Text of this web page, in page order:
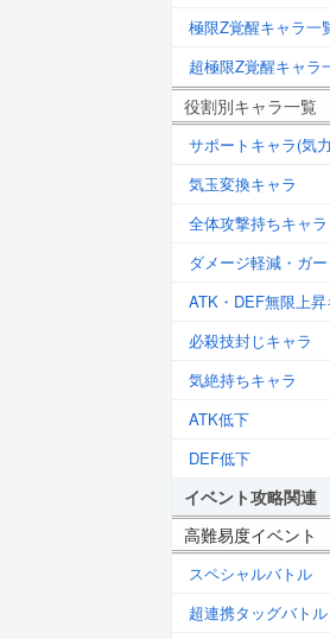
極限Z覚醒キャラ一
超極限Z覚醒キャラ
役割別キャラ一覧
サポートキャラ(気
気玉変換キャラ
全体攻撃持ちキャラ
ダメージ軽減・ガ
ATK・DEF無限上昇
必殺技封じキャラ
気絶持ちキャラ
ATK低下
DEF低下
イベント攻略関連
高難易度イベント
スペシャルバトル
超連携タッグバトル